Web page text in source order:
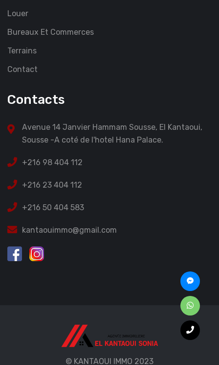
Louer
Bureaux Et Commerces
Terrains
Contact
Contacts
Avenue 14 Janvier Hammam Sousse, El Kantaoui,
Sousse -A coté de l'hotel Hana Palace.
+216 98 404 112
+216 23 404 112
+216 50 404 583
kantaouimmo@gmail.com
© KANTAOUI IMMO 2023